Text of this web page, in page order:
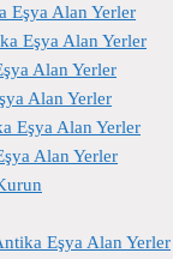
Eşya Alan Yerler
Eşya Alan Yerler
Alan Yerler
Alan Yerler
Eşya Alan Yerler
Alan Yerler
Eşya Alan Yerler